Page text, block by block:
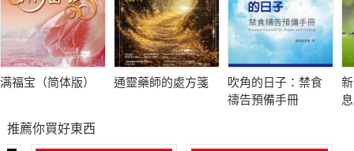
满福宝（简体版） 通靈藥師的處方箋
吹角的日子：禁食
禱告預備手冊
推薦你買好東西